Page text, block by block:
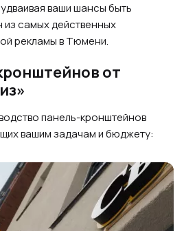
ваши шансы быть
самых действенных
рекламы в Тюмени.
от
панель-кронштейнов
вашим задачам и бюджету: